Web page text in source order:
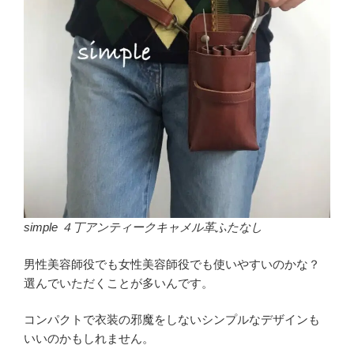
simple ４丁アンティークキャメル革ふたなし
男性美容師役でも女性美容師役でも使いやすいのかな？
選んでいただくことが多いんです。
コンパクトで衣装の邪魔をしないシンプルなデザインも
いいのかもしれません。